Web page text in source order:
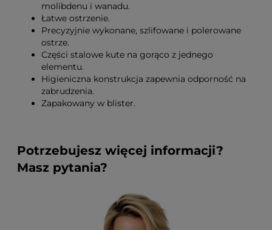
molibdenu i wanadu.
Łatwe ostrzenie.
Precyzyjnie wykonane, szlifowane i polerowane
ostrze.
Części stalowe kute na gorąco z jednego
elementu.
Higieniczna konstrukcja zapewnia odporność na
zabrudzenia.
Zapakowany w blister.
Potrzebujesz więcej informacji?
Masz pytania?